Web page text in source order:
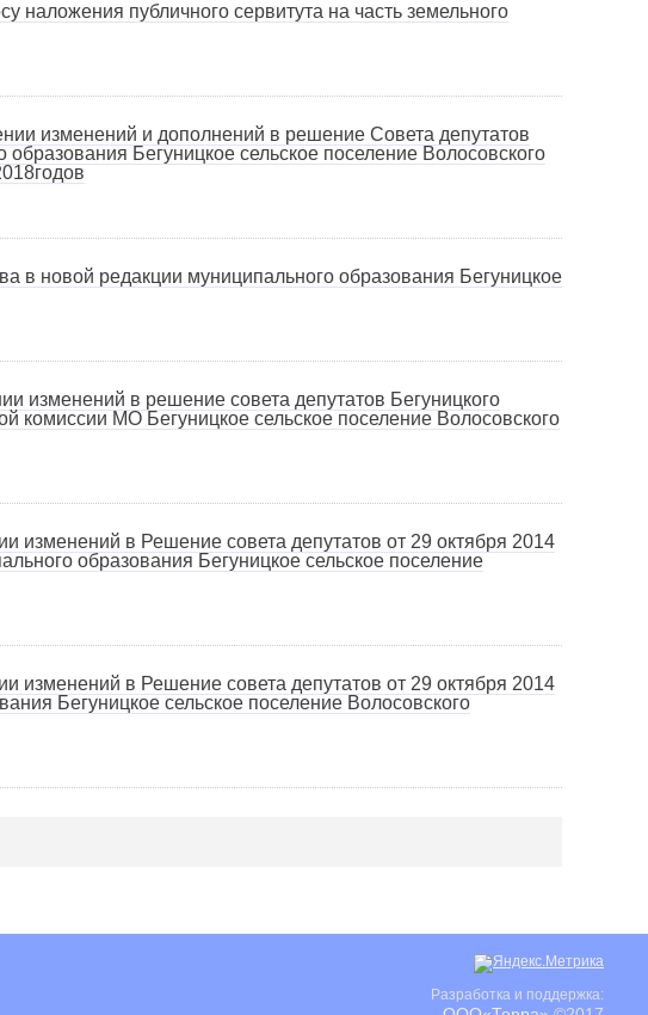
публичного сервитута на часть земельного
изменений и дополнений в решение Совета депутатов
Бегуницкое сельское поселение Волосовского
новой редакции муниципального образования Бегуницкое
изменений в решение совета депутатов Бегуницкого
комиссии МО Бегуницкое сельское поселение Волосовского
в Решение совета депутатов от 29 октября 2014
образования Бегуницкое сельское поселение
в Решение совета депутатов от 29 октября 2014
Бегуницкое сельское поселение Волосовского
Разработка и поддержка: